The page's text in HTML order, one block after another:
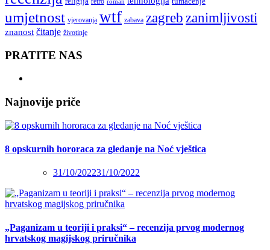
umjetnost vjerovanja wtf zabava zagreb zanimljivosti
znanost čitanje životinje
PRATITE NAS
Najnovije priče
8 opskurnih hororaca za gledanje na Noć vještica
31/10/202231/10/2022
„Paganizam u teoriji i praksi“ – recenzija prvog modernog
hrvatskog magijskog priručnika